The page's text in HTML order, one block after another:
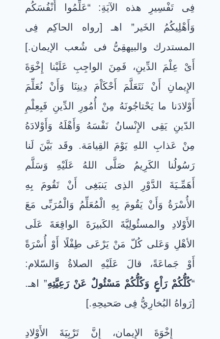
فِى تَفْسِيرِ هذه الآيَةِ: “عَلِّمُوا أَنْفُسَكُم
وَأَهْلِيكُمُ الخَير” اهـ [رواه الحاكِم فِى
المستدرك والبيهقِىُّ فى شُعب الإيمان.]
أَىْ عِلْمَ الدِّينِ، فَمِنَ الواجِبِ عَلَيْنا إِخْوَةَ
الإِيمانِ أَنْ نَتَعَلَّمَ أَحْكَاْمَ دِينِنَا وَأَنْ نُعَلِّمَ
أَوْلادَنا ما يَحْتاجُونَهُ مِنْ أُمُورِ الدِّينِ فَبِعِلْمِ
الدّينِ يَقِى الإِنْسانُ نَفْسَهُ وَأَهْلَهُ وَأَوْلادَهُ
مِنْ عَذابِ اللهِ يَوْمَ القِيامَة. وقَد بَيَّنَ لَنا
رَسُولُنا الكَرِيمُ صَلَّى اللهُ عَلَيْهِ وَسَلَّم
أَهَمِّـيَةَ الدَّوْرِ الذِى يَنبَغِى أَنْ تَقُومَ بِهِ
الأُسْرَةُ وَأَنْ يَقُومَ بِهِ الْمُعَلِّمُ وَالْمُرَبِّى مَعَ
الأَوْلادِ والمسئُولِيَّةَ الكَبيرَةَ الواقِعَةَ عَلَى
الأهْلِ وَعَلى كُلّ مَنْ يَرْعَى طِفْلًا أَوْ أُسْرَةً
أَوْ جَماعَةً، قالَ عَلَيْهِ الصلاةُ وَالسّلام:
“كُلُّكُمْ رَاْعٍ وَكُلُّكُمْ مَسْئُولٌ عَنْ رَعِيَّتِهِ” اهـ.
[رَواهُ البُخارِيُّ فِى صَحيحِهِ.]
إِخْوَةَ الإِيمان، إِنَّ تَرْبِيَةَ الأَوْلادِ